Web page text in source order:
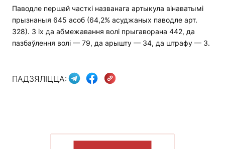
Паводле першай часткі названага артыкула вінаватымі
прызнаныя 645 асоб (64,2% асуджаных паводле арт.
328). З іх да абмежавання волі прыгаворана 442, да
пазбаўлення волі — 79, да арышту — 34, да штрафу — 3.
ПАДЗЯЛІЦЦА: